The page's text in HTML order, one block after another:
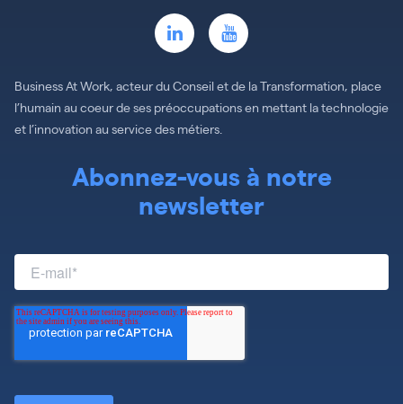
Business At Work, acteur du Conseil et de la Transformation, place
l’humain au coeur de ses préoccupations en mettant la technologie
et l’innovation au service des métiers.
Abonnez-vous à notre
newsletter